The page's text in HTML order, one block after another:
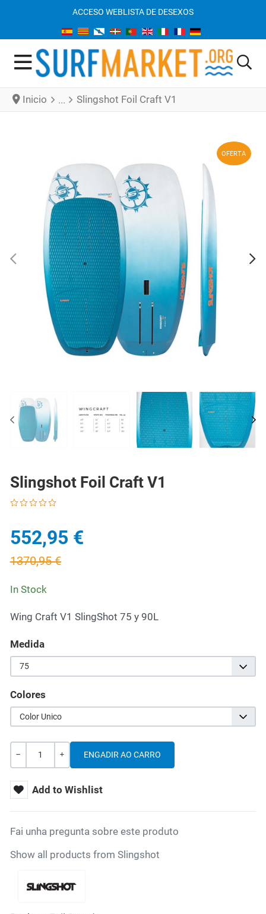
ACCESO WEBLISTA DE DESEXOS
Inicio Slingshot Foil Craft V1
PREV
OFERTA
Slingshot Foil Craft V1
552,95 €
1370,95 €
In Stock
Wing Craft V1 SlingShot 75 y 90L
Medida
75
Colores
Color Unico
Cantidade
Add to Wishlist
Fai unha pregunta sobre este produto
Show all products from Slingshot